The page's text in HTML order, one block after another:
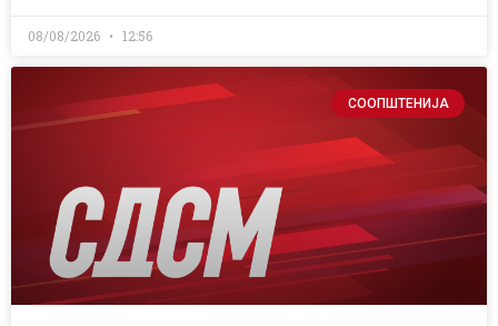
08/08/2026 12:56
СООПШТЕНИЈА